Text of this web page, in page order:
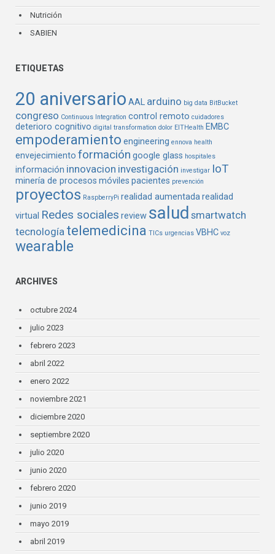
Nutrición
SABIEN
ETIQUETAS
20 aniversario AAL arduino big data BitBucket
congreso Continuous Integration control remoto cuidadores
deterioro cognitivo digital transformation dolor EITHealth EMBC
empoderamiento engineering ennova health
envejecimiento formación google glass hospitales
información innovacion investigación investigar IoT
minería de procesos móviles pacientes prevención
proyectos RaspberryPi realidad aumentadarealidad
virtual Redes sociales review salud smartwatch
tecnología telemedicina TICs urgencias VBHC voz
wearable
ARCHIVES
octubre 2024
julio 2023
febrero 2023
abril 2022
enero 2022
noviembre 2021
diciembre 2020
septiembre 2020
julio 2020
junio 2020
febrero 2020
junio 2019
mayo 2019
abril 2019